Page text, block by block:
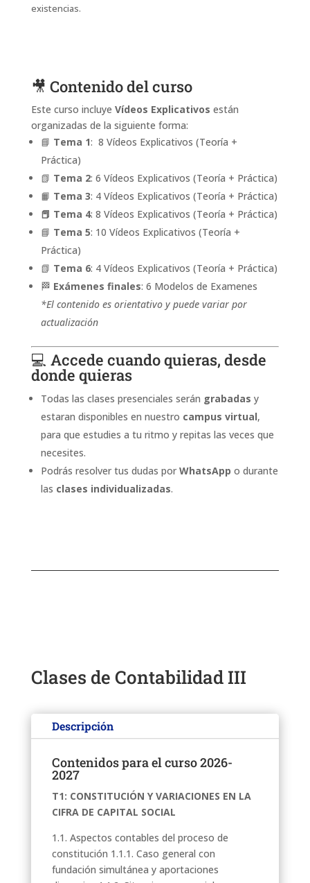
existencias.
🎥 Contenido del curso
Este curso incluye Vídeos Explicativos están
organizadas de la siguiente forma:
📘 Tema 1: 8 Vídeos Explicativos (Teoría +
Práctica)
📗 Tema 2: 6 Vídeos Explicativos (Teoría + Práctica)
📙 Tema 3: 4 Vídeos Explicativos (Teoría + Práctica)
📕 Tema 4: 8 Vídeos Explicativos (Teoría + Práctica)
📘 Tema 5: 10 Vídeos Explicativos (Teoría +
Práctica)
📗 Tema 6: 4 Vídeos Explicativos (Teoría + Práctica)
🏁 Exámenes finales: 6 Modelos de Examenes
*El contenido es orientativo y puede variar por
actualización
💻 Accede cuando quieras, desde
donde quieras
Todas las clases presenciales serán grabadas y
estaran disponibles en nuestro campus virtual,
para que estudies a tu ritmo y repitas las veces que
necesites.
Podrás resolver tus dudas por WhatsApp o durante
las clases individualizadas.
Clases de Contabilidad III
Descripción
Contenidos para el curso 2026-
2027
T1: CONSTITUCIÓN Y VARIACIONES EN LA
CIFRA DE CAPITAL SOCIAL
1.1. Aspectos contables del proceso de
constitución 1.1.1. Caso general con
fundación simultánea y aportaciones